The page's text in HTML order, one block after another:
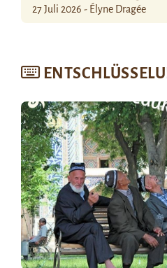
27 Juli 2026 - Élyne Dragée